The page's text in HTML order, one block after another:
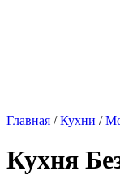
Главная /Кухни /
Кухня